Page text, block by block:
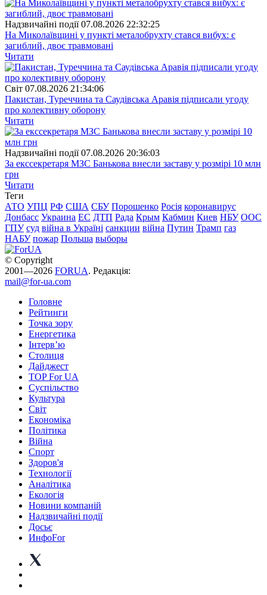
Надзвичайні події 07.08.2026 22:32:25
На Миколаївщині у пункті металобрухту стався вибух: є
загиблий, двоє травмовані
Читати
Свiт 07.08.2026 21:34:06
Пакистан, Туреччина та Саудівська Аравія підписали угоду
про колективну оборону
Читати
Надзвичайні події 07.08.2026 20:36:03
За екссекретаря МЗС Банькова внесли заставу у розмірі 10 млн
грн
Читати
Теги
АТО УПЦ РФ США СБУ Порошенко Росія коронавирус
Донбасс Украина ЕС ДТП Рада Крым Кабмин Киев НБУ ООС
ГПУ суд війна в Україні санкции війна Путин Трамп газ
НАБУ пожар Польша выборы
© Copyright
2001—2026 FORUA. Редакція:
mail@for-ua.com
Головне
Рейтинги
Точка зору
Енергетика
Інтерв’ю
Столиця
Дайджест
TOP For UA
Суспiльство
Культура
Світ
Економіка
Політика
Війна
Спорт
Здоров'я
Технології
Аналітика
Екологія
Новини компаній
Надзвичайні події
Досьє
ИнфоFor